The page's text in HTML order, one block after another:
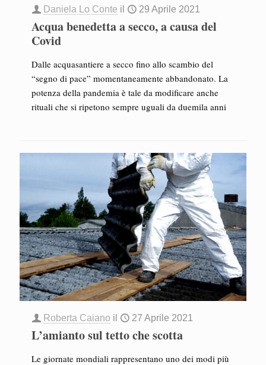
Daniela Lo Conte il 29 Aprile 2021
Acqua benedetta a secco, a causa del
Covid
Dalle acquasantiere a secco fino allo scambio del
“segno di pace” momentaneamente abbandonato. La
potenza della pandemia è tale da modificare anche
rituali che si ripetono sempre uguali da duemila anni
Roberta Caiano il 27 Aprile 2021
L’amianto sul tetto che scotta
Le giornate mondiali rappresentano uno dei modi più